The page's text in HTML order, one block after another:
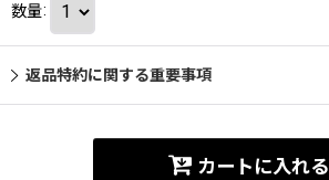
数量:
返品特約に関する重要事項
カートに入れる